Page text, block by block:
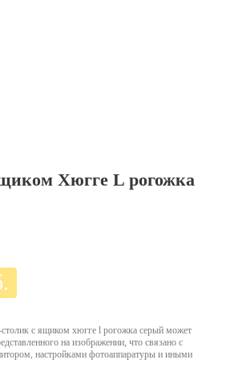
Хюгге L рогожка
с ящиком хюгге l рогожка серый может
на изображении, что связано с
настройками фотоаппаратуры и иными